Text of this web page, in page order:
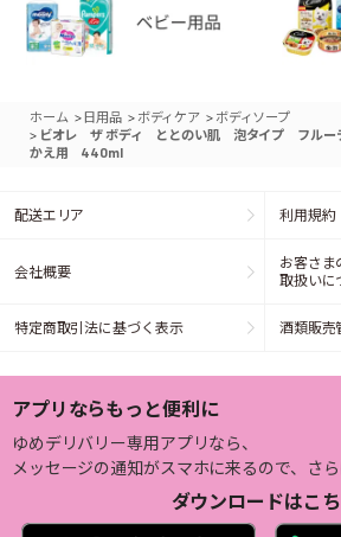
ホーム > 日用品 > ボディケア > ボディソープ
> ビオレ ザ ボディ ととのい肌 泡タイプ フルー
かえ用 440ml
配送エリア 利用規約
会社概要
お客さま
取扱いに
特定商取引法に基づく表示 酒類販売
アプリならもっと便利に
ゆめデリバリー専用アプリなら、
メッセージの通知がスマホに来るので、さら
ダウンロードはこ